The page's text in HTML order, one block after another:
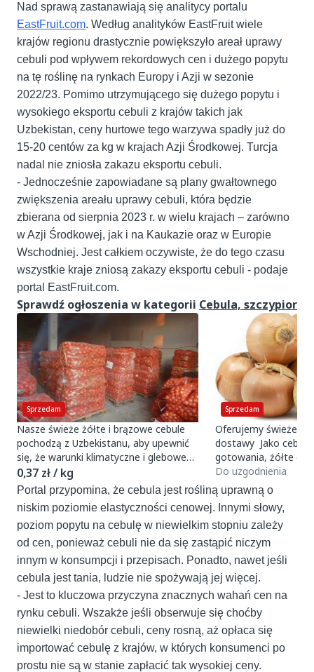
Nad sprawą zastanawiają się analitycy portalu
EastFruit.com. Według analityków EastFruit wiele
krajów regionu drastycznie powiększyło areał uprawy
cebuli pod wpływem rekordowych cen i dużego popytu
na tę roślinę na rynkach Europy i Azji w sezonie
2022/23. Pomimo utrzymującego się dużego popytu i
wysokiego eksportu cebuli z krajów takich jak
Uzbekistan, ceny hurtowe tego warzywa spadły już do
15-20 centów za kg w krajach Azji Środkowej. Turcja
nadal nie zniosła zakazu eksportu cebuli.
- Jednocześnie zapowiadane są plany gwałtownego
zwiększenia areału uprawy cebuli, która będzie
zbierana od sierpnia 2023 r. w wielu krajach – zarówno
w Azji Środkowej, jak i na Kaukazie oraz w Europie
Wschodniej. Jest całkiem oczywiste, że do tego czasu
wszystkie kraje zniosą zakazy eksportu cebuli - podaje
portal EastFruit.com.
Sprawdź ogłoszenia w kategorii Cebula, szczypior
Sprzedam
Nasze świeże żółte i brązowe cebule
pochodzą z Uzbekistanu, aby upewnić
się, że warunki klimatyczne i glebowe
są idealne do uprawy świeżej cebuli. Jak
0,37 zł / kg
Sprzedam
Oferujemy świeże
dostawy Jako
gotowania, żółte
używać w wielu
je zaws
Do uzgodnienia
Portal przypomina, że cebula jest rośliną uprawną o
niskim poziomie elastyczności cenowej. Innymi słowy,
poziom popytu na cebulę w niewielkim stopniu zależy
od cen, ponieważ cebuli nie da się zastąpić niczym
innym w konsumpcji i przepisach. Ponadto, nawet jeśli
cebula jest tania, ludzie nie spożywają jej więcej.
- Jest to kluczowa przyczyna znacznych wahań cen na
rynku cebuli. Wszakże jeśli obserwuje się choćby
niewielki niedobór cebuli, ceny rosną, aż opłaca się
importować cebulę z krajów, w których konsumenci po
prostu nie są w stanie zapłacić tak wysokiej ceny.